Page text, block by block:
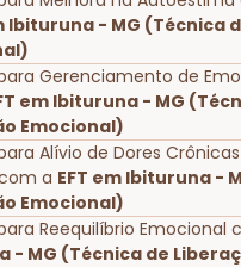
Ibituruna - MG (Técnica
Gerenciamento de
em Ibituruna - MG
Emocional)
Alívio de Dores
a EFT em Ibituruna -
Emocional)
Reequilíbrio Emocional
- MG (Técnica de